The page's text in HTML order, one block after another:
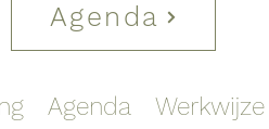
Agenda
Agenda Werkwijze